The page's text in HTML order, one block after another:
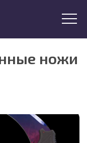
ножи